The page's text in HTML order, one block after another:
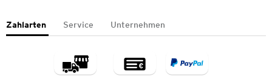
Zahlarten Service Unternehmen